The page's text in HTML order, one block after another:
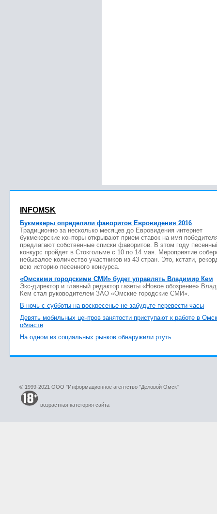
INFOMSK
Букмекеры определили фаворитов Евровидения 2016
Традиционно за несколько месяцев до Евровидения интернет
букмекерские конторы открывают прием ставок на имя
предлагают собственные списки фаворитов. В этом году
конкурс пройдет в Стокгольме с 10 по 14 мая. Мероприятие
небывалое количество участников из 43 стран. Это, кстати,
всю историю песенного конкурса.
«Омскими городскими СМИ» будет управлять Владимир Кем
Экс-директор и главный редактор газеты «Новое обозрение»
Кем стал руководителем ЗАО «Омские городские СМИ».
В ночь с субботы на воскресенье не забудьте перевести часы
Девять мобильных центров занятости приступают к работе в
области
На одном из социальных рынков обнаружили ртуть
© 1999-2021 ООО "Информационное агентство "Деловой Омск"
возрастная категория сайта